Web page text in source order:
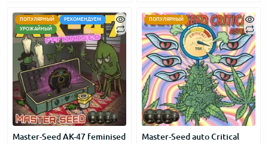
ПОПУЛЯРНЫЙ
РЕКОМЕНДУЕМ
УРОЖАЙНЫЙ
Master-Seed АК-47 feminised
ПОПУЛЯРНЫЙ
Master-Seed auto Critical